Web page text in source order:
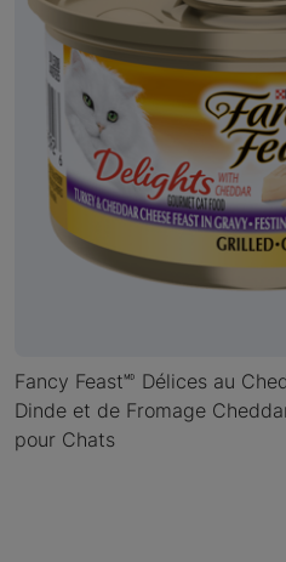
Fancy Feast🅫 Délices au
Dinde et de Fromage
pour Chats